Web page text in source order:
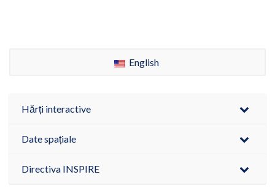
English
Hărți interactive
Date spațiale
Directiva INSPIRE